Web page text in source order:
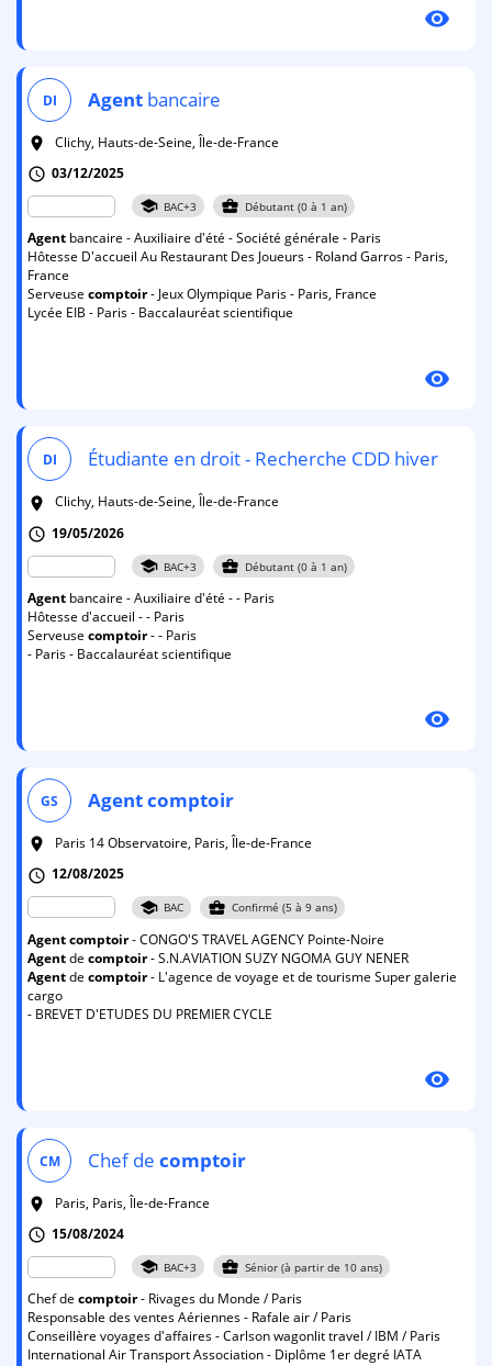
visibility
DI Agent bancaire
room
Clichy, Hauts-de-Seine, Île-de-France
schedule 03/12/2025
school BAC+3 business_center Débutant (0 à 1 an)
Agent bancaire - Auxiliaire d'été - Société générale - Paris
Hôtesse D'accueil Au Restaurant Des Joueurs - Roland Garros - Paris,
France
Serveuse comptoir- Jeux Olympique Paris - Paris, France
Lycée EIB - Paris - Baccalauréat scientifique
visibility
DI Étudiante en droit - Recherche CDD hiver
room
Clichy, Hauts-de-Seine, Île-de-France
schedule 19/05/2026
school BAC+3 business_center Débutant (0 à 1 an)
Agent bancaire - Auxiliaire d'été - - Paris
Hôtesse d'accueil - - Paris
Serveuse comptoir- - Paris
- Paris - Baccalauréat scientifique
visibility
GS Agentcomptoir
room
Paris 14 Observatoire, Paris, Île-de-France
schedule 12/08/2025
school BAC business_center Confirmé (5 à 9 ans)
Agentcomptoir- CONGO'S TRAVEL AGENCY Pointe-Noire
Agentde comptoir- S.N.AVIATION SUZY NGOMA GUY NENER
Agentde comptoir- L'agence de voyage et de tourisme Super galerie
cargo
- BREVET D'ETUDES DU PREMIER CYCLE
visibility
CM Chef de comptoir
room
Paris, Paris, Île-de-France
schedule 15/08/2024
school BAC+3 business_center Sénior (à partir de 10 ans)
Chef de comptoir- Rivages du Monde / Paris
Responsable des ventes Aériennes - Rafale air / Paris
Conseillère voyages d'affaires - Carlson wagonlit travel / IBM / Paris
International Air Transport Association - Diplôme 1er degré IATA